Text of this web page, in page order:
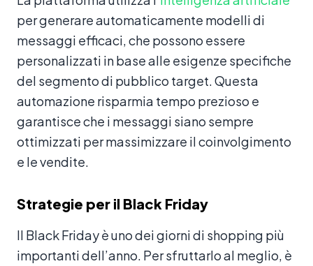
per generare automaticamente modelli di
messaggi efficaci, che possono essere
personalizzati in base alle esigenze specifiche
del segmento di pubblico target. Questa
automazione risparmia tempo prezioso e
garantisce che i messaggi siano sempre
ottimizzati per massimizzare il coinvolgimento
e le vendite.
Strategie per il Black Friday
Il Black Friday è uno dei giorni di shopping più
importanti dell’anno. Per sfruttarlo al meglio, è